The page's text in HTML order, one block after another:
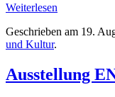
Weiterlesen
Geschrieben am 19.
und Kultur.
Ausstellung